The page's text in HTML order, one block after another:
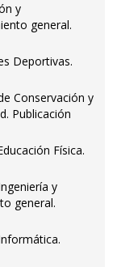
y
general.
Deportivas.
Conservación y
Publicación
Física.
y
general.